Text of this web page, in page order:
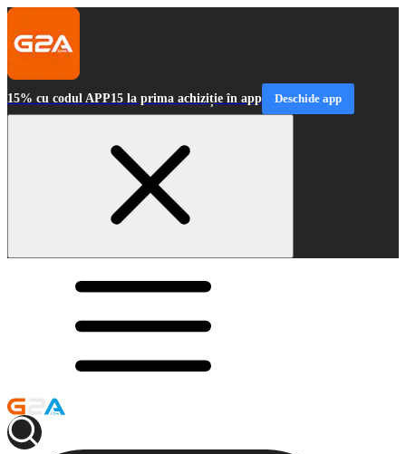
15% cu codul APP15 la prima achiziție în app Deschide app